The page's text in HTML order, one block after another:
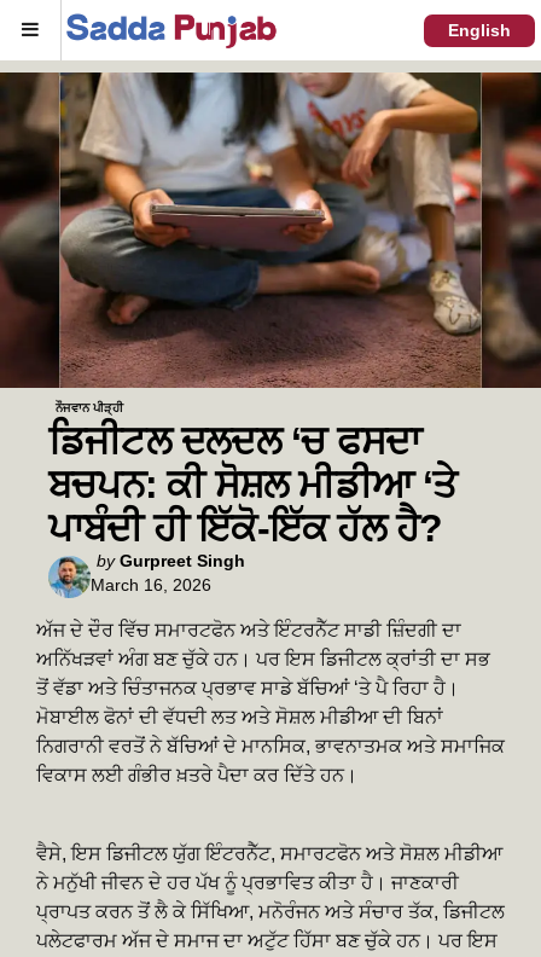
Menu English
ਨੌਜਵਾਨ ਪੀੜ੍ਹੀ
ਡਿਜੀਟਲ ਦਲਦਲ ‘ਚ ਫਸਦਾ
ਬਚਪਨ: ਕੀ ਸੋਸ਼ਲ ਮੀਡੀਆ ‘ਤੇ
ਪਾਬੰਦੀ ਹੀ ਇੱਕੋ-ਇੱਕ ਹੱਲ ਹੈ?
Posted
by
by Gurpreet Singh
March 16, 2026
ਅੱਜ ਦੇ ਦੌਰ ਵਿੱਚ ਸਮਾਰਟਫੋਨ ਅਤੇ ਇੰਟਰਨੈੱਟ ਸਾਡੀ ਜ਼ਿੰਦਗੀ ਦਾ
ਅਨਿੱਖੜਵਾਂ ਅੰਗ ਬਣ ਚੁੱਕੇ ਹਨ। ਪਰ ਇਸ ਡਿਜੀਟਲ ਕ੍ਰਾਂਤੀ ਦਾ ਸਭ
ਤੋਂ ਵੱਡਾ ਅਤੇ ਚਿੰਤਾਜਨਕ ਪ੍ਰਭਾਵ ਸਾਡੇ ਬੱਚਿਆਂ ‘ਤੇ ਪੈ ਰਿਹਾ ਹੈ।
ਮੋਬਾਈਲ ਫੋਨਾਂ ਦੀ ਵੱਧਦੀ ਲਤ ਅਤੇ ਸੋਸ਼ਲ ਮੀਡੀਆ ਦੀ ਬਿਨਾਂ
ਨਿਗਰਾਨੀ ਵਰਤੋਂ ਨੇ ਬੱਚਿਆਂ ਦੇ ਮਾਨਸਿਕ, ਭਾਵਨਾਤਮਕ ਅਤੇ ਸਮਾਜਿਕ
ਵਿਕਾਸ ਲਈ ਗੰਭੀਰ ਖ਼ਤਰੇ ਪੈਦਾ ਕਰ ਦਿੱਤੇ ਹਨ।
ਵੈਸੇ, ਇਸ ਡਿਜੀਟਲ ਯੁੱਗ ਇੰਟਰਨੈੱਟ, ਸਮਾਰਟਫੋਨ ਅਤੇ ਸੋਸ਼ਲ ਮੀਡੀਆ
ਨੇ ਮਨੁੱਖੀ ਜੀਵਨ ਦੇ ਹਰ ਪੱਖ ਨੂੰ ਪ੍ਰਭਾਵਿਤ ਕੀਤਾ ਹੈ। ਜਾਣਕਾਰੀ
ਪ੍ਰਾਪਤ ਕਰਨ ਤੋਂ ਲੈ ਕੇ ਸਿੱਖਿਆ, ਮਨੋਰੰਜਨ ਅਤੇ ਸੰਚਾਰ ਤੱਕ, ਡਿਜੀਟਲ
ਪਲੇਟਫਾਰਮ ਅੱਜ ਦੇ ਸਮਾਜ ਦਾ ਅਟੁੱਟ ਹਿੱਸਾ ਬਣ ਚੁੱਕੇ ਹਨ। ਪਰ ਇਸ